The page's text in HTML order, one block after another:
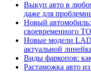
Выкуп авто в
даже для
Новый
своевременного ТО
Новые модели
актуальной
Виды фаркопов:
Растаможка авто